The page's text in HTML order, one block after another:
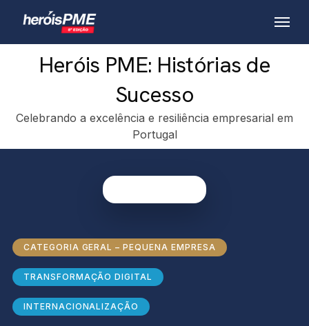
main
Menu
Heróis PME: Histórias de
Sucesso
Celebrando a excelência e resiliência empresarial em
Portugal
CATEGORIA GERAL – PEQUENA EMPRESA
TRANSFORMAÇÃO DIGITAL
INTERNACIONALIZAÇÃO